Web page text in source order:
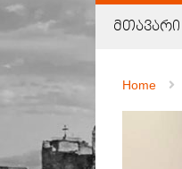
მთავარი
Home